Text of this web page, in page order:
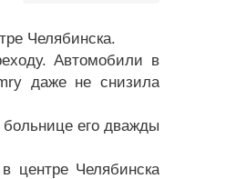
Челябинска.
Автомобили в
даже не снизила
его дважды
центре Челябинска